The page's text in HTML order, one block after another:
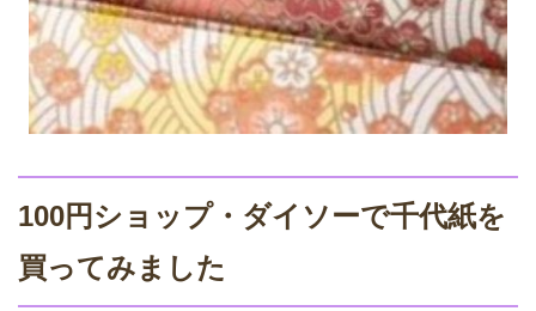
100円ショップ・ダイソーで千代紙を
買ってみました